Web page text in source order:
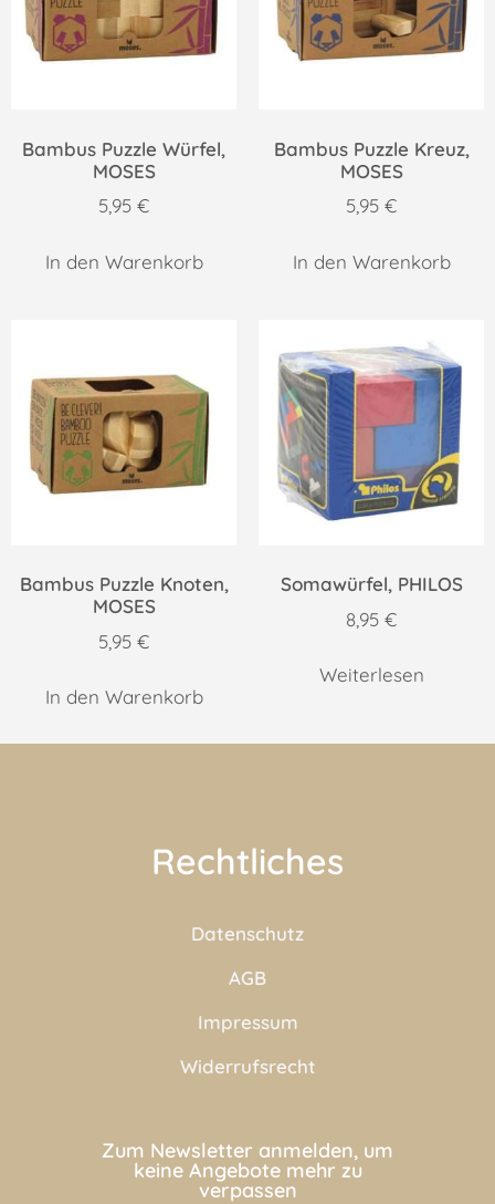
Bambus Puzzle Würfel,
MOSES
5,95 €
In den Warenkorb
Bambus Puzzle Kreuz,
MOSES
5,95 €
In den Warenkorb
Bambus Puzzle Knoten,
MOSES
5,95 €
In den Warenkorb
Somawürfel, PHILOS
8,95 €
Weiterlesen
Rechtliches
Datenschutz
AGB
Impressum
Widerrufsrecht
Zum Newsletter anmelden, um
keine Angebote mehr zu
verpassen